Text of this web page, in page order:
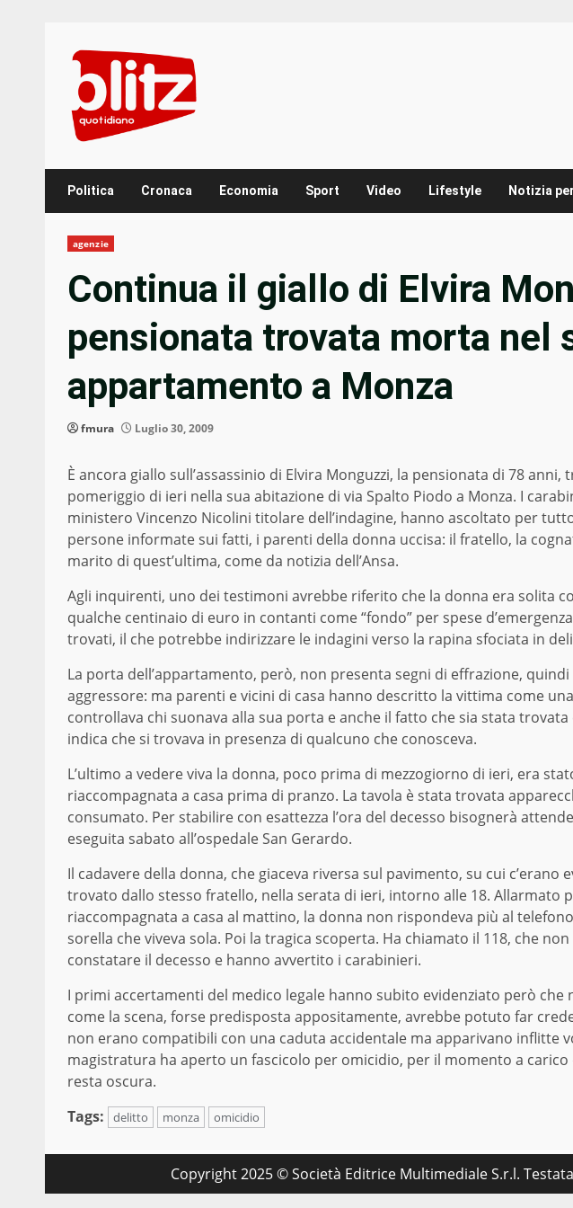
content
Politica Cronaca Economia Sport Video Lifestyle Notizia
agenzie
Continua il giallo di Elvira
pensionata trovata morta nel
appartamento a Monza
fmura Luglio 30, 2009
È ancora giallo sull’assassinio di Elvira Monguzzi, la pensionata di 78
pomeriggio di ieri nella sua abitazione di via Spalto Piodo a Monza. I
ministero Vincenzo Nicolini titolare dell’indagine, hanno ascoltato per
persone informate sui fatti, i parenti della donna uccisa: il fratello, la
marito di quest’ultima, come da notizia dell’Ansa.
Agli inquirenti, uno dei testimoni avrebbe riferito che la donna era solita
qualche centinaio di euro in contanti come “fondo” per spese
trovati, il che potrebbe indirizzare le indagini verso la rapina sfociata in
La porta dell’appartamento, però, non presenta segni di effrazione,
aggressore: ma parenti e vicini di casa hanno descritto la vittima come
controllava chi suonava alla sua porta e anche il fatto che sia stata
indica che si trovava in presenza di qualcuno che conosceva.
L’ultimo a vedere viva la donna, poco prima di mezzogiorno di ieri, era
riaccompagnata a casa prima di pranzo. La tavola è stata trovata
consumato. Per stabilire con esattezza l’ora del decesso bisognerà
eseguita sabato all’ospedale San Gerardo.
Il cadavere della donna, che giaceva riversa sul pavimento, su cui c’erano
trovato dallo stesso fratello, nella serata di ieri, intorno alle 18. Allarmato
riaccompagnata a casa al mattino, la donna non rispondeva più al
sorella che viveva sola. Poi la tragica scoperta. Ha chiamato il 118, che
constatare il decesso e hanno avvertito i carabinieri.
I primi accertamenti del medico legale hanno subito evidenziato però
come la scena, forse predisposta appositamente, avrebbe potuto far
non erano compatibili con una caduta accidentale ma apparivano inflitte
magistratura ha aperto un fascicolo per omicidio, per il momento a carico
resta oscura.
Tags:
delitto monza omicidio
Copyright 2025 © Società Editrice Multimediale S.r.l.